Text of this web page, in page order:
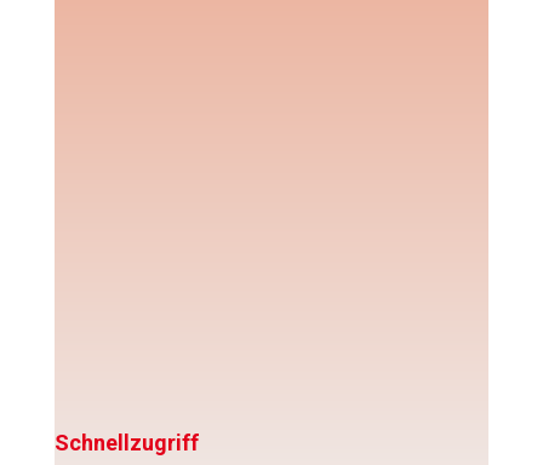
Schnellzugriff